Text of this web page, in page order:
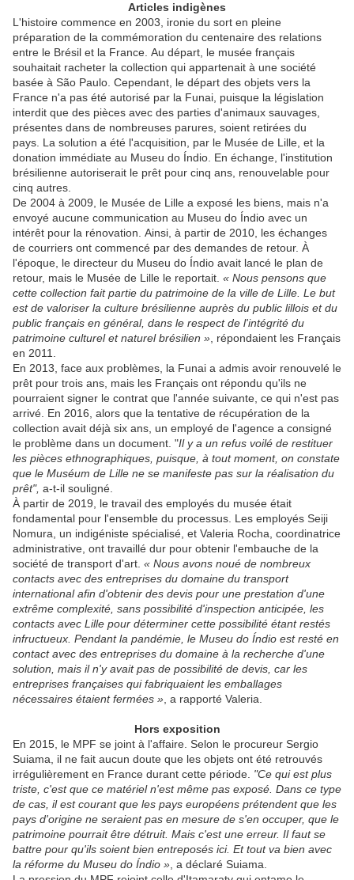
Articles indigènes
L'histoire commence en 2003, ironie du sort en pleine
préparation de la commémoration du centenaire des relations
entre le Brésil et la France. Au départ, le musée français
souhaitait racheter la collection qui appartenait à une société
basée à São Paulo. Cependant, le départ des objets vers la
France n'a pas été autorisé par la Funai, puisque la législation
interdit que des pièces avec des parties d'animaux sauvages,
présentes dans de nombreuses parures, soient retirées du
pays. La solution a été l'acquisition, par le Musée de Lille, et la
donation immédiate au Museu do Índio. En échange, l'institution
brésilienne autoriserait le prêt pour cinq ans, renouvelable pour
cinq autres.
De 2004 à 2009, le Musée de Lille a exposé les biens, mais n'a
envoyé aucune communication au Museu do Índio avec un
intérêt pour la rénovation. Ainsi, à partir de 2010, les échanges
de courriers ont commencé par des demandes de retour. À
l'époque, le directeur du Museu do Índio avait lancé le plan de
retour, mais le Musée de Lille le reportait. « Nous pensons que
cette collection fait partie du patrimoine de la ville de Lille. Le but
est de valoriser la culture brésilienne auprès du public lillois et du
public français en général, dans le respect de l'intégrité du
patrimoine culturel et naturel brésilien » , répondaient les Français
en 2011.
En 2013, face aux problèmes, la Funai a admis avoir renouvelé le
prêt pour trois ans, mais les Français ont répondu qu'ils ne
pourraient signer le contrat que l'année suivante, ce qui n'est pas
arrivé. En 2016, alors que la tentative de récupération de la
collection avait déjà six ans, un employé de l'agence a consigné
le problème dans un document. "Il y a un refus voilé de restituer
les pièces ethnographiques, puisque, à tout moment, on constate
que le Muséum de Lille ne se manifeste pas sur la réalisation du
prêt", a-t-il souligné.
À partir de 2019, le travail des employés du musée était
fondamental pour l'ensemble du processus. Les employés Seiji
Nomura, un indigéniste spécialisé, et Valeria Rocha, coordinatrice
administrative, ont travaillé dur pour obtenir l'embauche de la
société de transport d'art. « Nous avons noué de nombreux
contacts avec des entreprises du domaine du transport
international afin d'obtenir des devis pour une prestation d'une
extrême complexité, sans possibilité d'inspection anticipée, les
contacts avec Lille pour déterminer cette possibilité étant restés
infructueux. Pendant la pandémie, le Museu do Índio est resté en
contact avec des entreprises du domaine à la recherche d'une
solution, mais il n'y avait pas de possibilité de devis, car les
entreprises françaises qui fabriquaient les emballages
nécessaires étaient fermées » , a rapporté Valeria.
Hors exposition
En 2015, le MPF se joint à l'affaire. Selon le procureur Sergio
Suiama, il ne fait aucun doute que les objets ont été retrouvés
irrégulièrement en France durant cette période. "Ce qui est plus
triste, c'est que ce matériel n'est même pas exposé. Dans ce type
de cas, il est courant que les pays européens prétendent que les
pays d'origine ne seraient pas en mesure de s'en occuper, que le
patrimoine pourrait être détruit. Mais c'est une erreur. Il faut se
battre pour qu'ils soient bien entreposés ici. Et tout va bien avec
la réforme du Museu do Índio » , a déclaré Suiama.